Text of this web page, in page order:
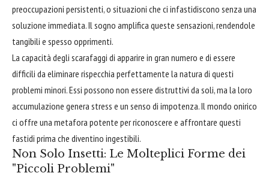
preoccupazioni persistenti, o situazioni che ci infastidiscono senza una
soluzione immediata. Il sogno amplifica queste sensazioni, rendendole
tangibili e spesso opprimenti.
La capacità degli scarafaggi di apparire in gran numero e di essere
difficili da eliminare rispecchia perfettamente la natura di questi
problemi minori. Essi possono non essere distruttivi da soli, ma la loro
accumulazione genera stress e un senso di impotenza. Il mondo onirico
ci offre una metafora potente per riconoscere e affrontare questi
fastidi prima che diventino ingestibili.
Non Solo Insetti: Le Molteplici Forme dei
"Piccoli Problemi"